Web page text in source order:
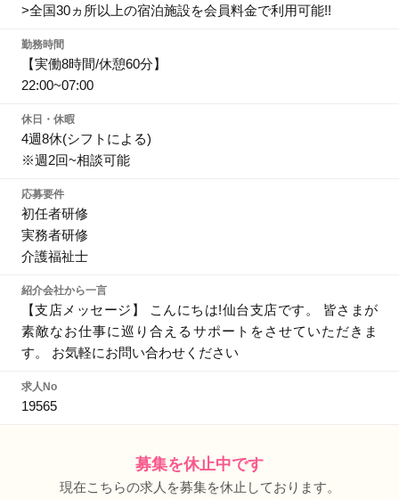
>全国30ヵ所以上の宿泊施設を会員料金で利用可能!!
勤務時間
【実働8時間/休憩60分】
22:00~07:00
休日・休暇
4週8休(シフトによる)
※週2回~相談可能
応募要件
初任者研修
実務者研修
介護福祉士
紹介会社から一言
【支店メッセージ】 こんにちは!仙台支店です。 皆さまが
素敵なお仕事に巡り合えるサポートをさせていただきま
す。 お気軽にお問い合わせください
求人No
19565
募集を休止中です
現在こちらの求人を募集を休止しております。